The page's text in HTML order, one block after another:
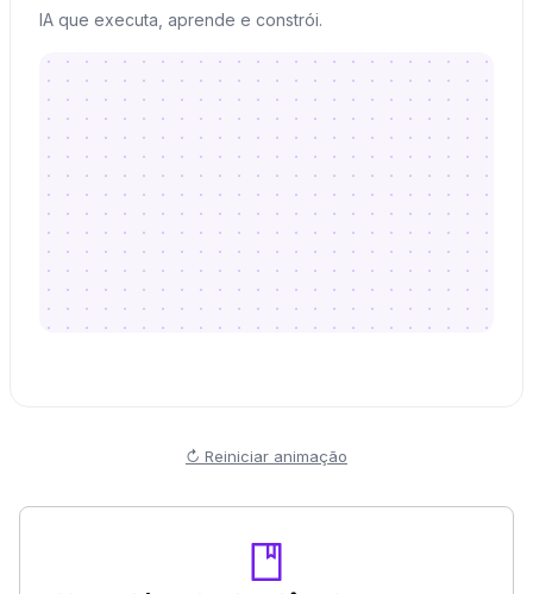
IA que executa, aprende e constrói.
↻ Reiniciar animação